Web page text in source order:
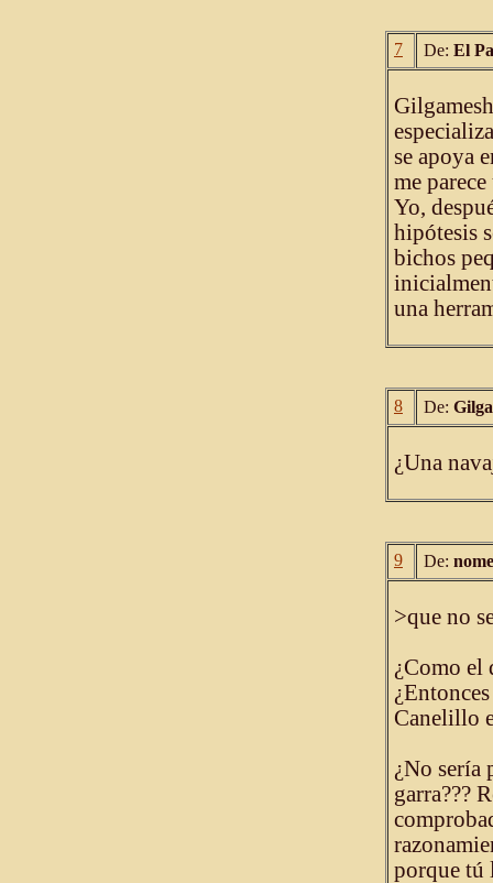
7 De: El
se apoya
me
Yo,
hipótesis
bichos
una
8 De:
¿Una
9 De:
>que no
¿Como el
Canelillo
¿No sería
garra???
porque tú